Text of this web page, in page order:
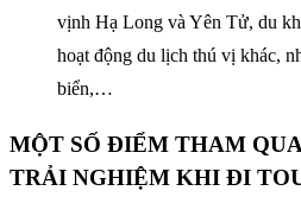
vịnh Hạ Long và Yên Tử, du
hoạt động du lịch thú vị khác,
biển,…
MỘT SỐ ĐIỂM THAM
TRẢI NGHIỆM KHI ĐI